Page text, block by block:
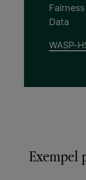
Data
WASP-
Exempel